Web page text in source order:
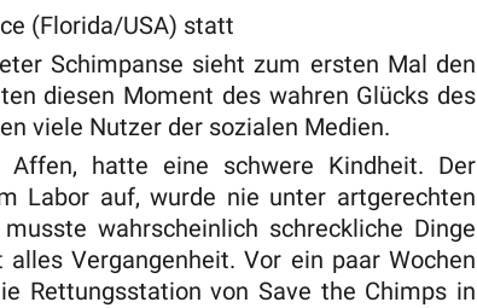
(Florida/USA) statt
Schimpanse sieht zum ersten Mal den
diesen Moment des wahren Glücks des
viele Nutzer der sozialen Medien.
hatte eine schwere Kindheit. Der
Labor auf, wurde nie unter artgerechten
wahrscheinlich schreckliche Dinge
Vergangenheit. Vor ein paar Wochen
Rettungsstation von Save the Chimps in